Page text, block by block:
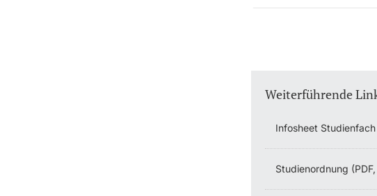
Weiterführende
Infosheet Studienfach
Studienordnung